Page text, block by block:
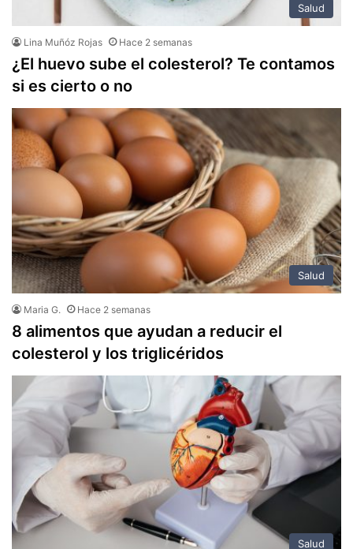
Salud
Lina Muñóz Rojas Hace 2 semanas
¿El huevo sube el colesterol? Te contamos
si es cierto o no
Salud
Maria G. Hace 2 semanas
8 alimentos que ayudan a reducir el
colesterol y los triglicéridos
Salud